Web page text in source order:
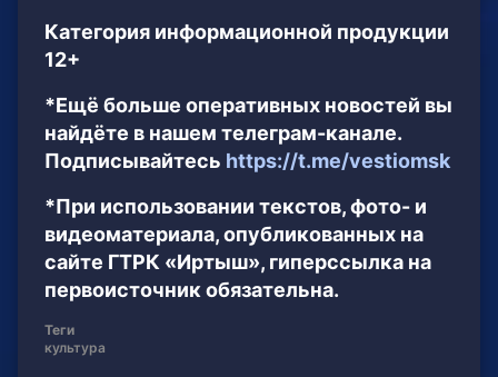
Категория информационной продукции
12+
*Ещё больше оперативных новостей вы
найдёте в нашем телеграм-канале.
Подписывайтесь https://t.me/vestiomsk
*При использовании текстов, фото- и
видеоматериала, опубликованных на
сайте ГТРК «Иртыш», гиперссылка на
первоисточник обязательна.
Теги
культура